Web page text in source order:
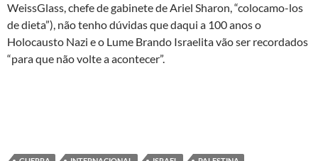
WeissGlass, chefe de gabinete de Ariel Sharon, “colocamo-los
de dieta”), não tenho dúvidas que daqui a 100 anos o
Holocausto Nazi e o Lume Brando Israelita vão ser recordados
“para que não volte a acontecer”.